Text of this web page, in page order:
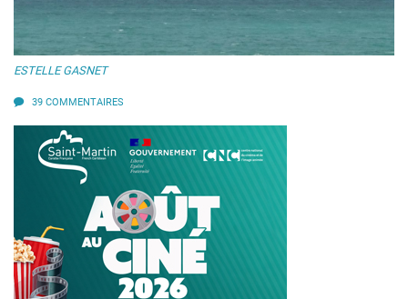
ESTELLE GASNET
39 COMMENTAIRES